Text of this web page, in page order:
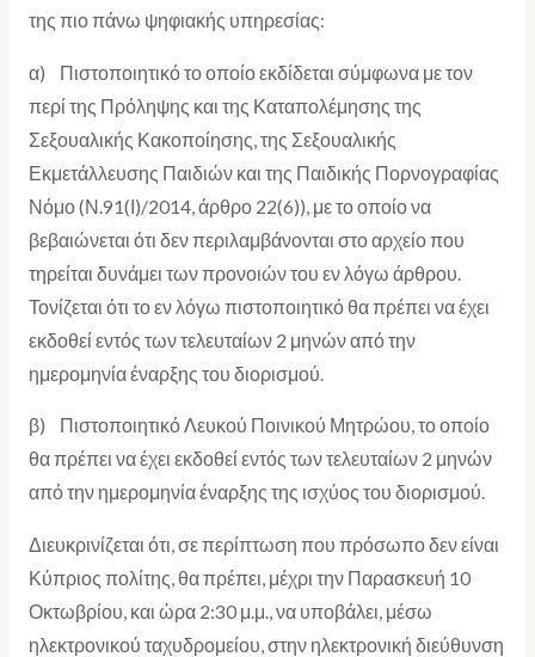
της πιο πάνω ψηφιακής υπηρεσίας:
α) Πιστοποιητικό το οποίο εκδίδεται σύμφωνα με τον
περί της Πρόληψης και της Καταπολέμησης της
Σεξουαλικής Κακοποίησης, της Σεξουαλικής
Εκμετάλλευσης Παιδιών και της Παιδικής Πορνογραφίας
Νόμο (Ν.91(Ι)/2014, άρθρο 22(6)), με το οποίο να
βεβαιώνεται ότι δεν περιλαμβάνονται στο αρχείο που
τηρείται δυνάμει των προνοιών του εν λόγω άρθρου.
Τονίζεται ότι το εν λόγω πιστοποιητικό θα πρέπει να έχει
εκδοθεί εντός των τελευταίων 2 μηνών από την
ημερομηνία έναρξης του διορισμού.
β) Πιστοποιητικό Λευκού Ποινικού Μητρώου, το οποίο
θα πρέπει να έχει εκδοθεί εντός των τελευταίων 2 μηνών
από την ημερομηνία έναρξης της ισχύος του διορισμού.
Διευκρινίζεται ότι, σε περίπτωση που πρόσωπο δεν είναι
Κύπριος πολίτης, θα πρέπει, μέχρι την Παρασκευή 10
Οκτωβρίου, και ώρα 2:30 μ.μ., να υποβάλει, μέσω
ηλεκτρονικού ταχυδρομείου, στην ηλεκτρονική διεύθυνση